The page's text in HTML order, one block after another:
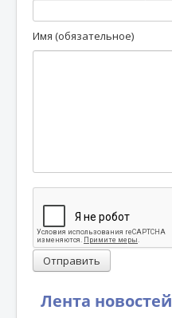
Лента новостей
Имя (обязательное)
Отправить